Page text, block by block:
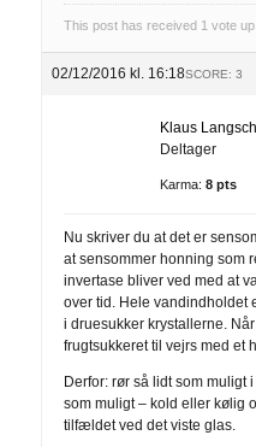
This post has received 1 vote up.
02/12/2016 kl. 16:18SCORE: 3
Klaus
Deltager
Karma: 8 pts
Nu skriver du at det er
at sensommer honning som
invertase bliver ved med at
over tid. Hele vandindholdet
i druesukker krystallerne.
frugtsukkeret til vejrs med et
Derfor: rør så lidt som muligt
som muligt – kold eller kølig
tilfældet ved det viste glas.